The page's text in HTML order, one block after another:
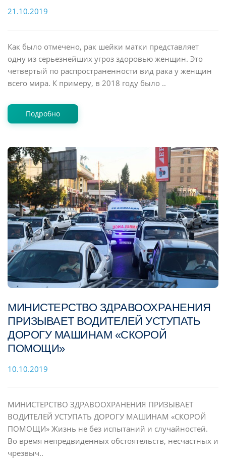
21.10.2019
Как было отмечено, рак шейки матки представляет
одну из серьезнейших угроз здоровью женщин. Это
четвертый по распространенности вид рака у женщин
всего мира. К примеру, в 2018 году было ..
Подробно
МИНИСТЕРСТВО ЗДРАВООХРАНЕНИЯ
ПРИЗЫВАЕТ ВОДИТЕЛЕЙ УСТУПАТЬ
ДОРОГУ МАШИНАМ «СКОРОЙ
ПОМОЩИ»
10.10.2019
МИНИСТЕРСТВО ЗДРАВООХРАНЕНИЯ ПРИЗЫВАЕТ
ВОДИТЕЛЕЙ УСТУПАТЬ ДОРОГУ МАШИНАМ «СКОРОЙ
ПОМОЩИ» Жизнь не без испытаний и случайностей.
Во время непредвиденных обстоятельств, несчастных и
чрезвыч..